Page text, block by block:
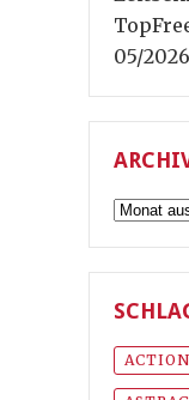
05/
Archiv
ACTION